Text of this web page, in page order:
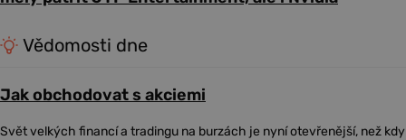
Vědomosti dne
Jak obchodovat s akciemi
Svět velkých financí a tradingu na burzách je nyní otevřenější, než kdy